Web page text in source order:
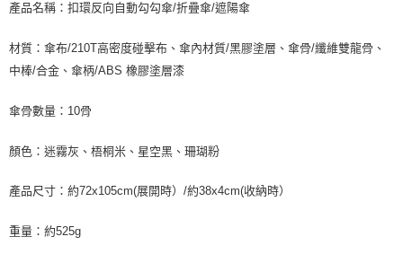
產品名稱：扣環反向自動勾勾傘/折疊傘/遮陽傘
材質：傘布/210T高密度碰擊布、傘內材質/黑膠塗層、傘骨/纖維雙龍骨、
中棒/合金、傘柄/ABS 橡膠塗層漆
傘骨數量：10骨
顏色：迷霧灰、梧桐米、星空黑、珊瑚粉
產品尺寸：約72x105cm(展開時）/約38x4cm(收納時）
重量：約525g